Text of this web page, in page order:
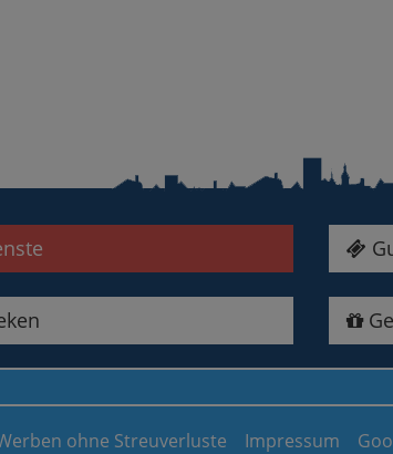
ohne Streuverluste Impressum